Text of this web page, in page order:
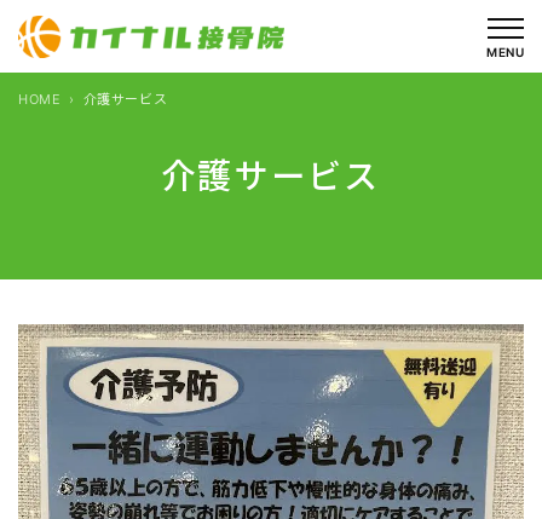
を
MENU
介護サービス
HOME 介護サービス